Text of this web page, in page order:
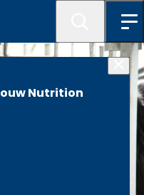
Nutrition